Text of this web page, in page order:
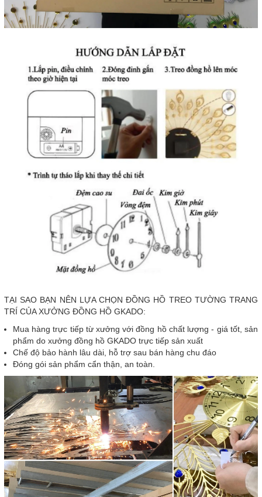
TẠI SAO BẠN NÊN LỰA CHỌN ĐỒNG HỒ TREO TƯỜNG TRANG
TRÍ CỦA XƯỞNG ĐỒNG HỒ GKADO: ️
Mua hàng trực tiếp từ xưởng với đồng hồ chất lượng - giá tốt, sản
phẩm do xưởng đồng hồ GKADO trực tiếp sản xuất
Chế độ bảo hành lâu dài, hỗ trợ sau bán hàng chu đáo
Đóng gói sản phẩm cẩn thận, an toàn.